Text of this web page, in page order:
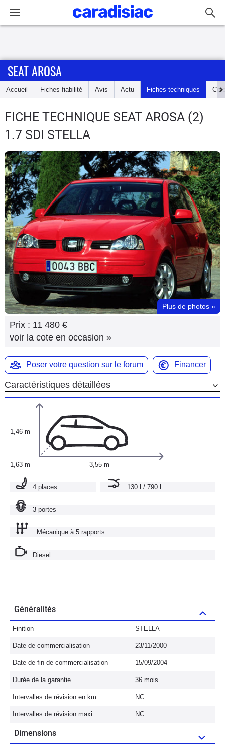
Accueil
Essais
Guide
d'achat
Electriques
Utilitaires
Flottes
Auto
Services
Forum
Moto
Marques
SEAT AROSA
Accueil Fiches fiabilité Avis Actu Fiches techniques
FICHE TECHNIQUE SEAT AROSA (2)
1.7 SDI STELLA
Plus de photos »
Prix : 11 480 €
voir la cote en occasion »
Poser votre question sur le forum Financer
Caractéristiques détaillées
1,46 m
1,63 m 3,55 m
4 places 130 l / 790 l
3 portes
Mécanique à 5 rapports
Diesel
Généralités
Finition STELLA
Date de commercialisation 23/11/2000
Date de fin de commercialisation 15/09/2004
Durée de la garantie 36 mois
Intervalles de révision en km NC
Intervalles de révision maxi NC
Dimensions